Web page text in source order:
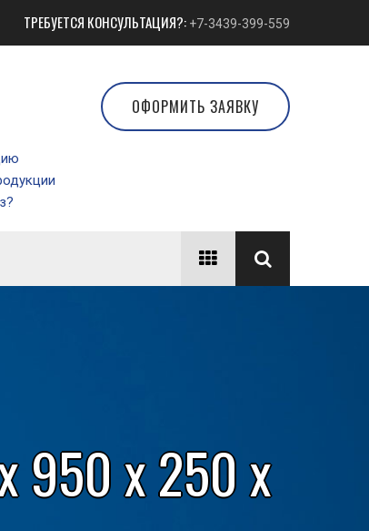
ТРЕБУЕТСЯ КОНСУЛЬТАЦИЯ?: +7-3439-399-559
ОФОРМИТЬ ЗАЯВКУ
950 x 250 x